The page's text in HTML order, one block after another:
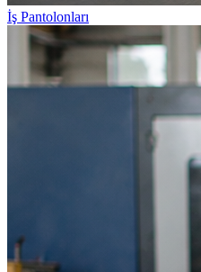
İş Pantolonları